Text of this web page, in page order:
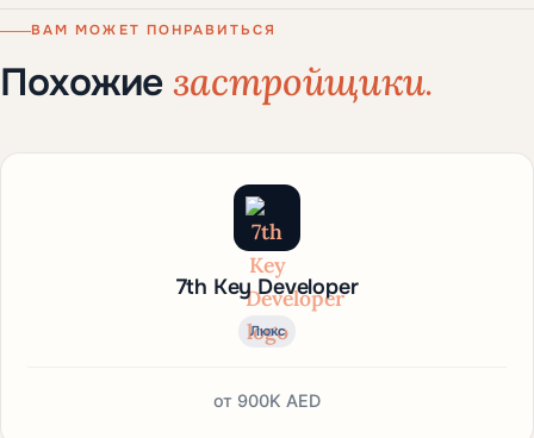
ВАМ МОЖЕТ ПОНРАВИТЬСЯ
Похожиезастройщики.
7th Key Developer
Люкс
от 900K AED